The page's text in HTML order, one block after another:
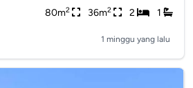
80m2 36m2 2 1
1 minggu yang lalu